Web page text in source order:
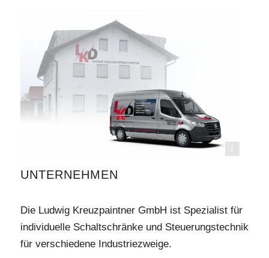
Bildrechte: Ludwig Kreuzpaintner GmbH
UNTERNEHMEN
Die Ludwig Kreuzpaintner GmbH ist Spezialist für
individuelle Schaltschränke und Steuerungstechnik
für verschiedene Industriezweige.